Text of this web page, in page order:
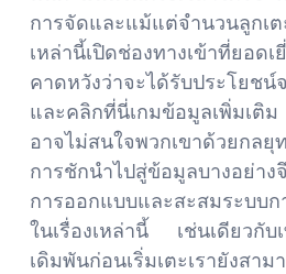
การจัดและแม้แต่จำนวนลูก
เหล่านี้เปิดช่องทางเข้าที่ยอด
คาดหวังว่าจะได้รับประโยช
และคลิกที่นี่เกมข้อมูลเพิ่มเติ
อาจไม่สนใจพวกเขาด้วยกลยุ
การชักนำไปสู่ข้อมูลบางอย่าง
การออกแบบและสะสมระบบ
ในเรื่องเหล่านี้ เช่นเดียวกับ
เดิมพันก่อนเริ่มเตะเรายังสา